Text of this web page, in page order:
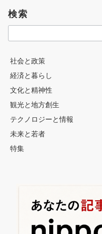
検索
社会と政策
経済と暮らし
文化と精神性
観光と地方創生
テクノロジーと情報
未来と若者
特集